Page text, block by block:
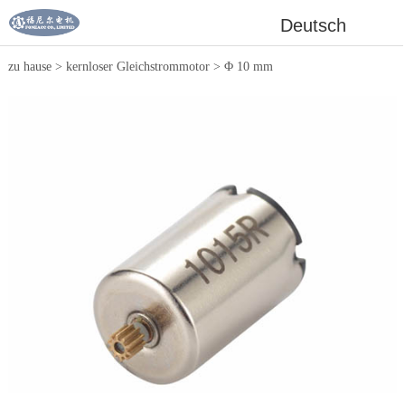
Deutsch
zu hause> kernloser Gleichstrommotor> Φ 10 mm